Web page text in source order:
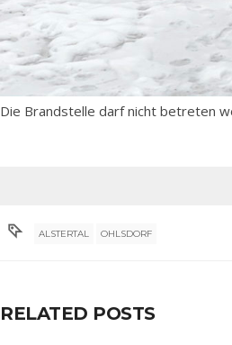
Die Brandstelle darf nicht betreten
ALSTERTAL OHLSDORF
RELATED POSTS